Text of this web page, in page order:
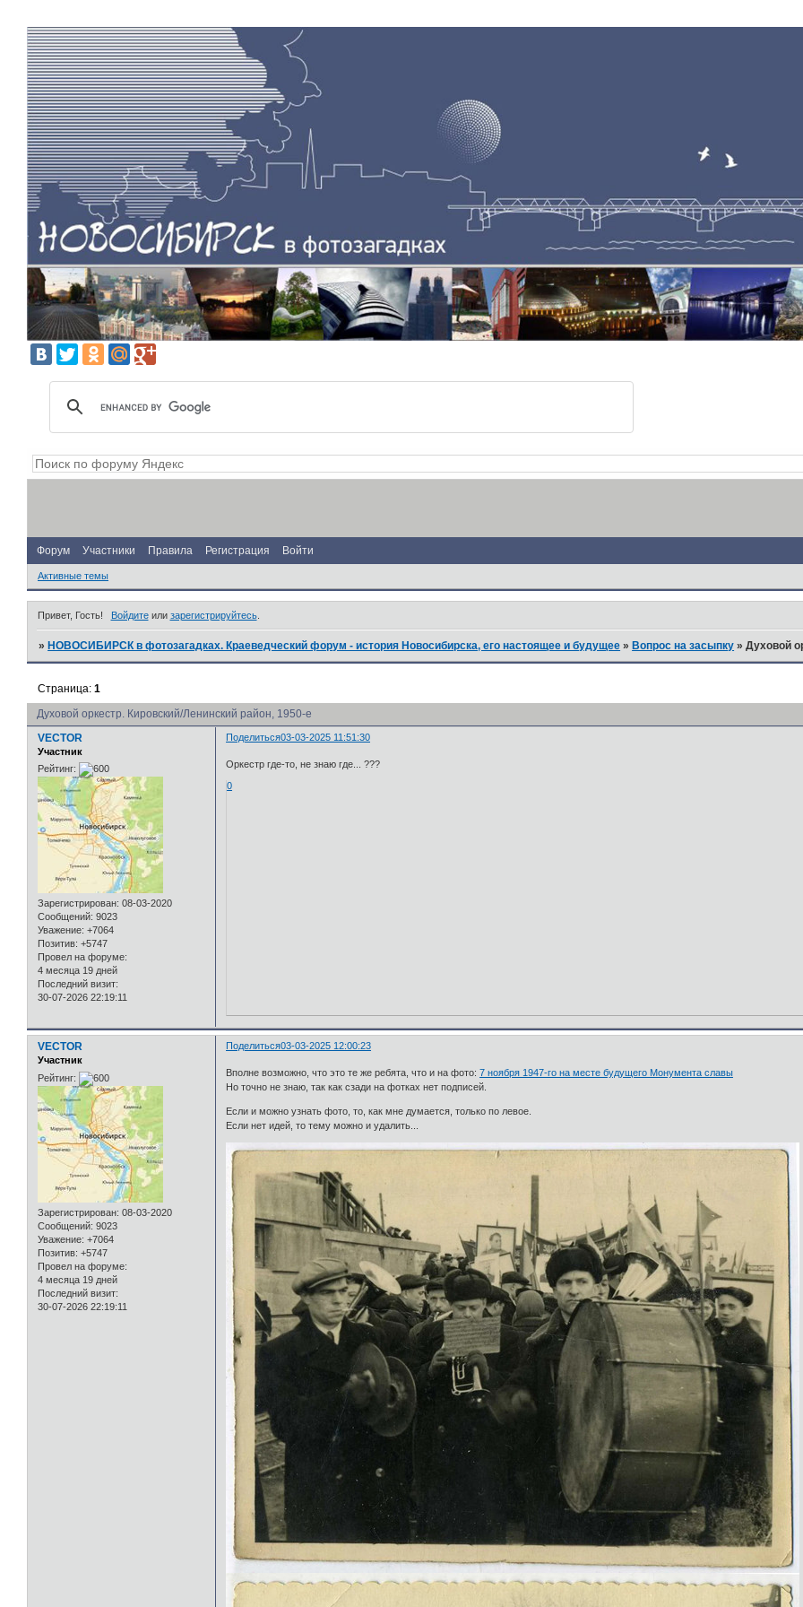
Форум Участники Правила Регистрация Войти
Активные темы
Привет, Гость! Войдитеили зарегистрируйтесь.
»НОВОСИБИРСК в фотозагадках. Краеведческий форум - история Новосибирска, его настоящее и будущее »Вопрос на засыпку »Духовой
Духовой оркестр. Кировский/Ленинский район, 1950-е
Страница:1
Поделиться03-03-2025 11:51:30
VECTOR
Участник
Рейтинг:
Зарегистрирован: 08-03-2020
Сообщений: 9023
Уважение: +7064
Позитив: +5747
Провел на форуме:
4 месяца 19 дней
Последний визит:
30-07-2026 22:19:11
Оркестр где-то, не знаю где... ???
0
Поделиться03-03-2025 12:00:23
VECTOR
Участник
Рейтинг:
Зарегистрирован: 08-03-2020
Сообщений: 9023
Уважение: +7064
Позитив: +5747
Провел на форуме:
4 месяца 19 дней
Последний визит:
30-07-2026 22:19:11
Вполне возможно, что это те же ребята, что и на фото:7 ноября 1947-го на месте будущего Монумента славы
Но точно не знаю, так как сзади на фотках нет подписей.
Если и можно узнать фото, то, как мне думается, только по левое.
Если нет идей, то тему можно и удалить...